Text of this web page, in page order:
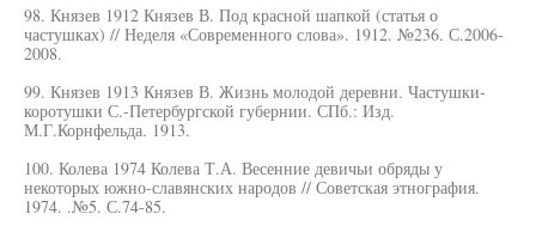
98. Князев 1912 Князев В. Под красной шапкой (статья о
частушках) // Неделя «Современного слова». 1912. №236. С.2006-
2008.
99. Князев 1913 Князев В. Жизнь молодой деревни. Частушки-
коротушки С.-Петербургской губернии. СПб.: Изд.
М.Г.Корнфельда. 1913.
100. Колева 1974 Колева Т.А. Весенние девичьи обряды у
некоторых южно-славянских народов // Советская этнография.
1974. .№5. С.74-85.